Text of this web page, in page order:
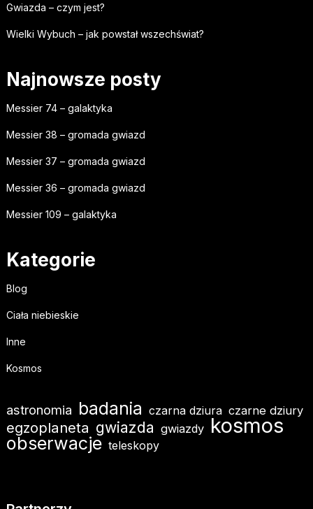
Gwiazda – czym jest?
Wielki Wybuch – jak powstał wszechświat?
Najnowsze posty
Messier 74 – galaktyka
Messier 38 – gromada gwiazd
Messier 37 – gromada gwiazd
Messier 36 – gromada gwiazd
Messier 109 – galaktyka
Kategorie
Blog
Ciała niebieskie
Inne
Kosmos
astronomia badania czarna dziura czarne dziury
egzoplaneta gwiazda gwiazdy kosmos
obserwacje teleskopy